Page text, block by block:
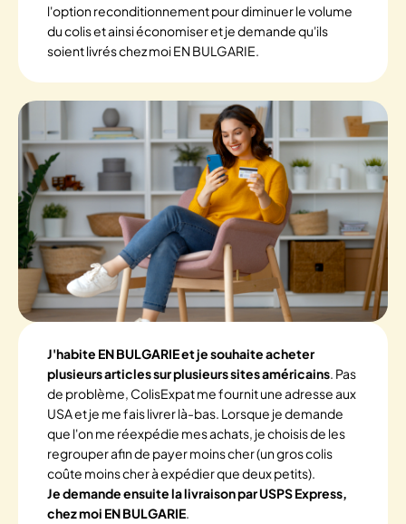
l'option reconditionnement pour diminuer le volume
du colis et ainsi économiser et je demande qu'ils
soient livrés chez moi EN BULGARIE.
J'habite EN BULGARIE et je souhaite acheter
plusieurs articles sur plusieurs sites américains. Pas
de problème, ColisExpat me fournit une adresse aux
USA et je me fais livrer là-bas. Lorsque je demande
que l'on me réexpédie mes achats, je choisis de les
regrouper afin de payer moins cher (un gros colis
coûte moins cher à expédier que deux petits).
Je demande ensuite la livraison par USPS Express,
chez moi EN BULGARIE.